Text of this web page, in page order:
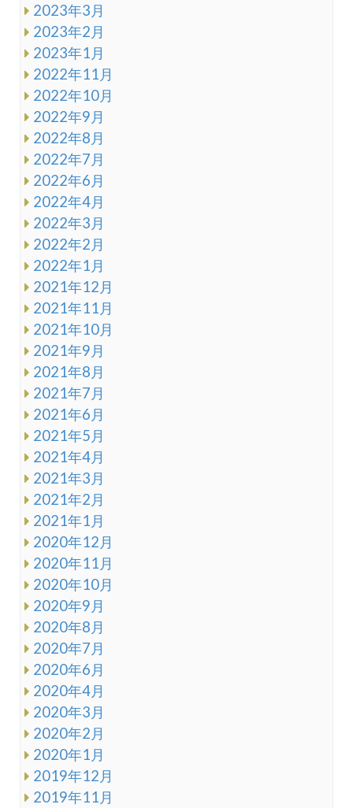
2023年3月
2023年2月
2023年1月
2022年11月
2022年10月
2022年9月
2022年8月
2022年7月
2022年6月
2022年4月
2022年3月
2022年2月
2022年1月
2021年12月
2021年11月
2021年10月
2021年9月
2021年8月
2021年7月
2021年6月
2021年5月
2021年4月
2021年3月
2021年2月
2021年1月
2020年12月
2020年11月
2020年10月
2020年9月
2020年8月
2020年7月
2020年6月
2020年4月
2020年3月
2020年2月
2020年1月
2019年12月
2019年11月